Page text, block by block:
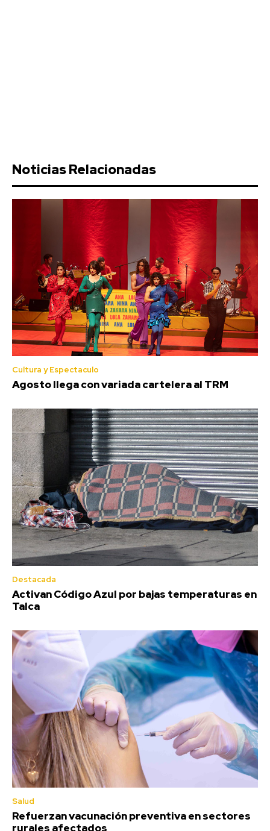
Noticias Relacionadas
Cultura y Espectaculo
Agosto llega con variada cartelera al TRM
Destacada
Activan Código Azul por bajas temperaturas en
Talca
Salud
Refuerzan vacunación preventiva en sectores
rurales afectados